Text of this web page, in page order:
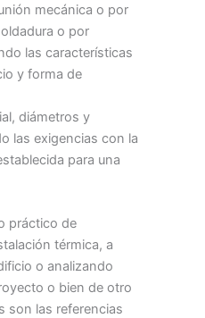
mecánica o por
o por
las características
y forma de
diámetros y
las exigencias con la
para una
práctico de
térmica, a
o analizando
o bien de otro
son las referencias